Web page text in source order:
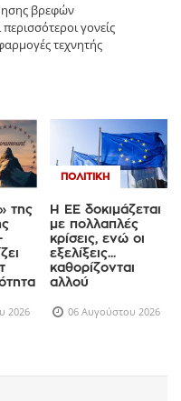
βρεφών
γονείς
τεχνητής
της
2026
ΠΟΛΙΤΙΚΉ
Η ΕΕ δοκιμάζεται
με πολλαπλές
κρίσεις, ενώ οι
εξελίξεις...
καθορίζονται
αλλού
06 Αυγούστου 2026